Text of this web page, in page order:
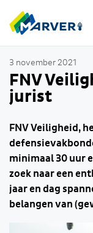
3 november 2021
FNV
jurist
FNV Veiligheid,
minimaal 30 uur
zoek naar een
jaar en dag
belangen van